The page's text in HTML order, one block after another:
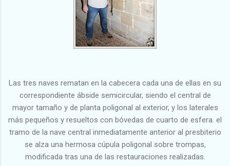
Las tres naves rematan en la cabecera cada una de ellas en su
correspondiente ábside semicircular, siendo el central de
mayor tamaño y de planta poligonal al exterior, y los laterales
más pequeños y resueltos con bóvedas de cuarto de esfera. el
tramo de la nave central inmediatamente anterior al presbiterio
se alza una hermosa cúpula poligonal sobre trompas,
modificada tras una de las restauraciones realizadas.